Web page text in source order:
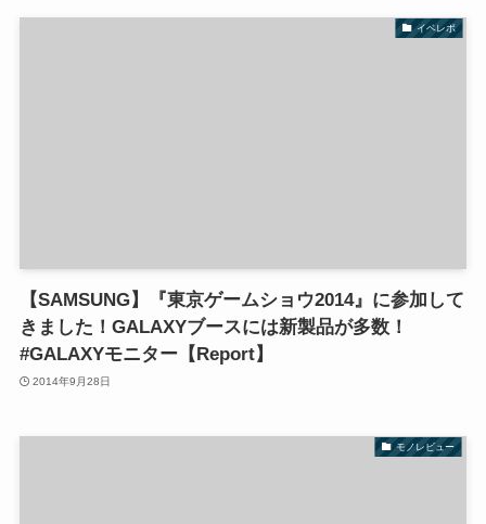
イベレポ
【SAMSUNG】『東京ゲームショウ2014』に参加して
きました！GALAXYブースには新製品が多数！
#GALAXYモニター【Report】
2014年9月28日
モノレビュー